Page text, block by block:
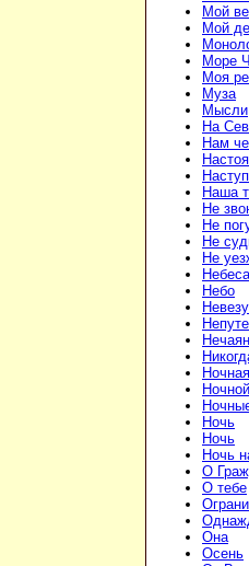
Мой
Мой
Море
Моя
Муза
Мысли
На
Нам
Наша
Не
Не
Не
Не
Небеса
Небо
Ночь
Ночь
Ночь
О
О тебе
Она
Осень